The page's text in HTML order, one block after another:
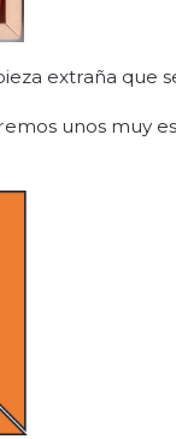
extraña que
unos muy